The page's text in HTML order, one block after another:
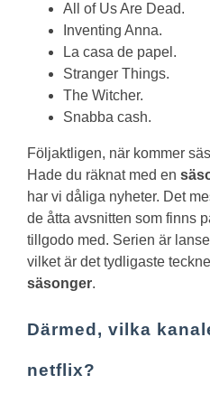
All of Us Are Dead.
Inventing Anna.
La casa de papel.
Stranger Things.
The Witcher.
Snabba cash.
Följaktligen, när kommer
Hade du räknat med en
har vi dåliga nyheter. Det
de åtta avsnitten som finns
tillgodo med. Serien är
vilket är det tydligaste
säsonger.
Därmed, vilka
netflix?